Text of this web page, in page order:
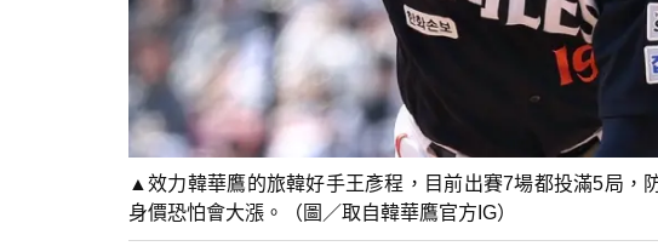
▲效力韓華鷹的旅韓好手王彥程，目前出賽7場都投滿5局，
身價恐怕會大漲。（圖／取自韓華鷹官方IG）